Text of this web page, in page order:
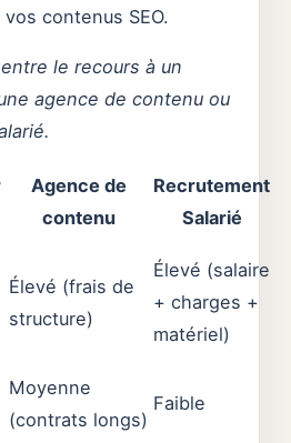
contenus SEO.
le recours à un
agence de contenu ou
Agence de
contenu
Recrutement
Salarié
Élevé (frais de
structure)
Élevé (salaire
+ charges +
matériel)
Moyenne
(contrats longs)
Faible